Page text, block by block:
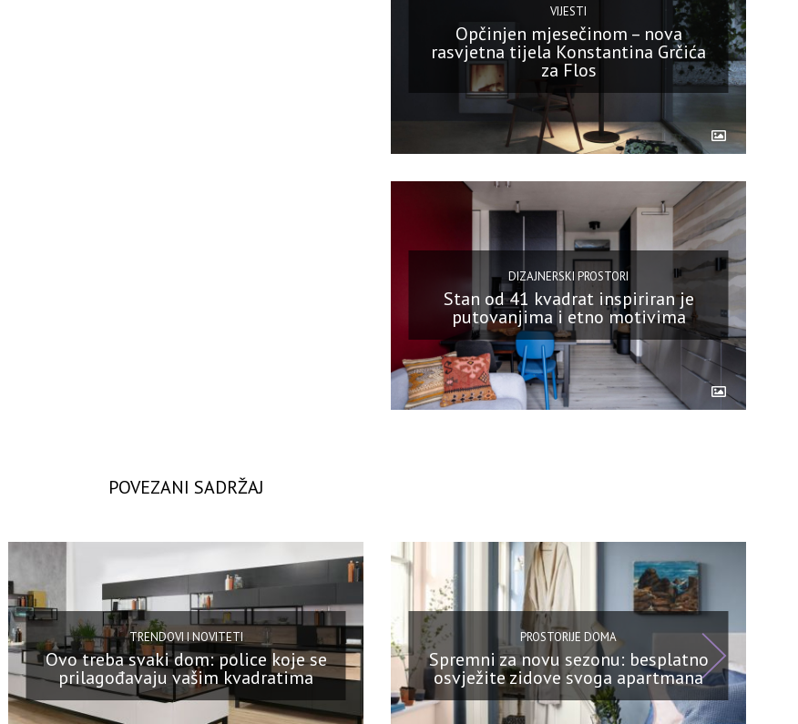
VIJESTI
Opčinjen mjesečinom – nova
rasvjetna tijela Konstantina Grčića
za Flos
DIZAJNERSKI PROSTORI
Stan od 41 kvadrat inspiriran je
putovanjima i etno motivima
POVEZANI SADRŽAJ
TRENDOVI I NOVITETI
Ovo treba svaki dom: police koje se
prilagođavaju vašim kvadratima
PROSTORIJE DOMA
Spremni za novu sezonu: besplatno
osvježite zidove svoga apartmana